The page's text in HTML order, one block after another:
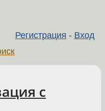
Регистрация - Вход
с